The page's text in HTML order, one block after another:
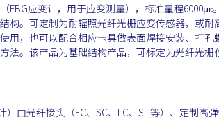
FBG应变计，用于应变测量），标准量程
构。可定制为耐辐照光纤光栅应变传感器，或
，也可以配合相应卡具做表面焊接安装、打孔
法。该产品为基础结构产品，可标定为光纤光
计）由光纤接头（FC、SC、LC、ST等）、定制